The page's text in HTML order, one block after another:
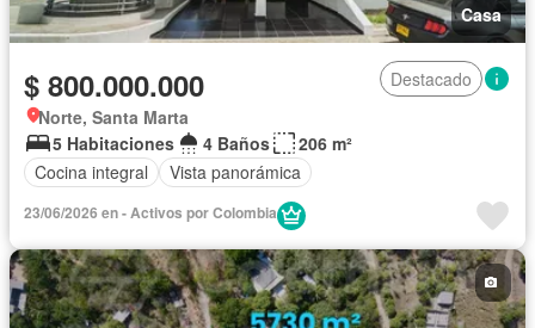
Casa
$ 800.000.000
Destacado
Norte, Santa Marta
5 Habitaciones
4 Baños
206 m²
Cocina integral
Vista panorámica
23/06/2026 en - Activos por Colombia